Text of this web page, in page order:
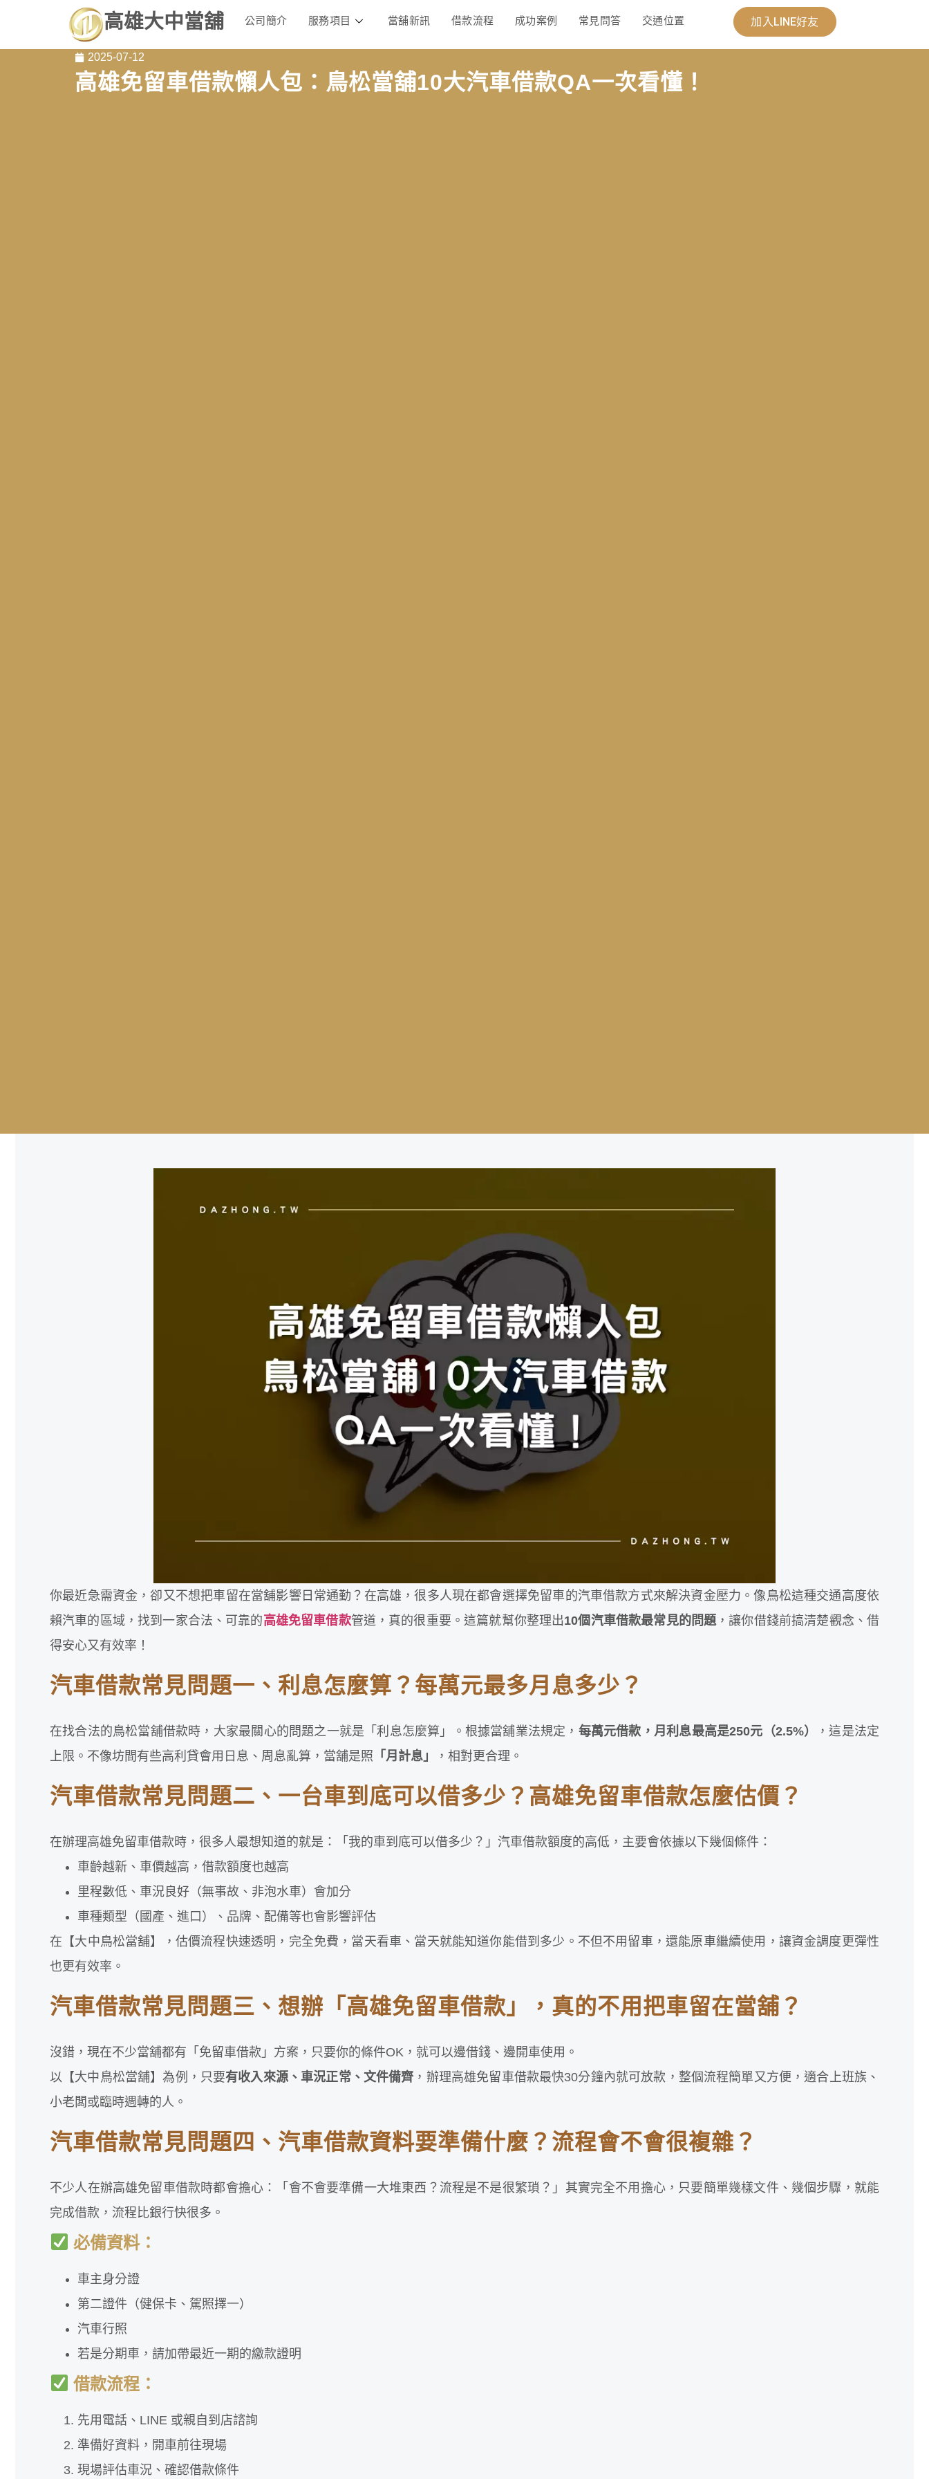
高雄大中當舖 公司簡介 服務項目 當舖新訊 借款流程 成功案例 常見問答 交通位置 加入LINE好友
2025-07-12
高雄免留車借款懶人包：鳥松當舖10大汽車借款QA一次看懂！
你最近急需資金，卻又不想把車留在當舖影響日常通勤？在高雄，很多人現在都會選擇免留車的汽車借款方式來解決資金壓力。像鳥松這種交通高度依
賴汽車的區域，找到一家合法、可靠的高雄免留車借款管道，真的很重要。這篇就幫你整理出10個汽車借款最常見的問題，讓你借錢前搞清楚觀念、借
得安心又有效率！
汽車借款常見問題一、利息怎麼算？每萬元最多月息多少？
在找合法的鳥松當舖借款時，大家最關心的問題之一就是「利息怎麼算」。根據當舖業法規定， 每萬元借款，月利息最高是250元（2.5%）
，這是法定
上限。不像坊間有些高利貸會用日息、周息亂算，當舖是照 「月計息」 ，相對更合理。
汽車借款常見問題二、一台車到底可以借多少？高雄免留車借款怎麼估價？
在辦理高雄免留車借款時，很多人最想知道的就是：「我的車到底可以借多少？」汽車借款額度的高低，主要會依據以下幾個條件：
車齡越新、車價越高，借款額度也越高
里程數低、車況良好（無事故、非泡水車）會加分
車種類型（國產、進口）、品牌、配備等也會影響評估
在【大中鳥松當舖】，估價流程快速透明，完全免費，當天看車、當天就能知道你能借到多少。不但不用留車，還能原車繼續使用，讓資金調度更彈性
也更有效率。
汽車借款常見問題三、想辦「高雄免留車借款」，真的不用把車留在當舖？
沒錯，現在不少當舖都有「免留車借款」方案，只要你的條件OK，就可以邊借錢、邊開車使用。
以【大中鳥松當舖】為例，只要有收入來源、車況正常、文件備齊 ，辦理高雄免留車借款最快30分鐘內就可放款，整個流程簡單又方便，適合上班族、
小老闆或臨時週轉的人。
汽車借款常見問題四、汽車借款資料要準備什麼？流程會不會很複雜？
不少人在辦高雄免留車借款時都會擔心：「會不會要準備一大堆東西？流程是不是很繁瑣？」其實完全不用擔心，只要簡單幾樣文件、幾個步驟，就能
完成借款，流程比銀行快很多。
必備資料：
車主身分證
第二證件（健保卡、駕照擇一）
汽車行照
若是分期車，請加帶最近一期的繳款證明
借款流程：
先用電話、LINE 或親自到店諮詢
準備好資料，開車前往現場
現場評估車況、確認借款條件